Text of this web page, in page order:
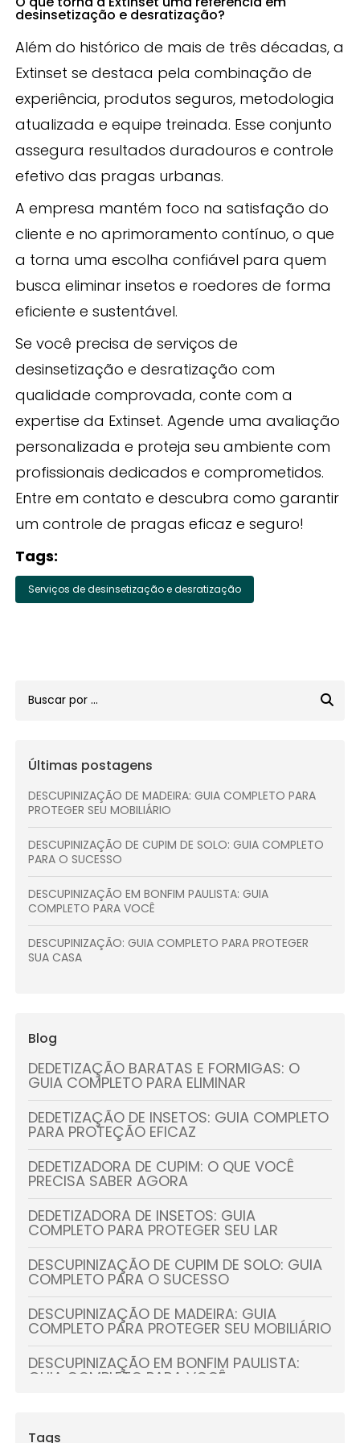
desinsetização e desratização?
Além do histórico de mais de três décadas, a
Extinset se destaca pela combinação de
experiência, produtos seguros, metodologia
atualizada e equipe treinada. Esse conjunto
assegura resultados duradouros e controle
efetivo das pragas urbanas.
A empresa mantém foco na satisfação do
cliente e no aprimoramento contínuo, o que
a torna uma escolha confiável para quem
busca eliminar insetos e roedores de forma
eficiente e sustentável.
Se você precisa de serviços de
desinsetização e desratização com
qualidade comprovada, conte com a
expertise da Extinset. Agende uma avaliação
personalizada e proteja seu ambiente com
profissionais dedicados e comprometidos.
Entre em contato e descubra como garantir
um controle de pragas eficaz e seguro!
Tags:
Serviços de desinsetização e desratização
Últimas postagens
DESCUPINIZAÇÃO DE MADEIRA: GUIA COMPLETO PARA
PROTEGER SEU MOBILIÁRIO
DESCUPINIZAÇÃO DE CUPIM DE SOLO: GUIA COMPLETO
PARA O SUCESSO
DESCUPINIZAÇÃO EM BONFIM PAULISTA: GUIA
COMPLETO PARA VOCÊ
DESCUPINIZAÇÃO: GUIA COMPLETO PARA PROTEGER
SUA CASA
Blog
DEDETIZAÇÃO BARATAS E FORMIGAS: O
GUIA COMPLETO PARA ELIMINAR
DEDETIZAÇÃO DE INSETOS: GUIA COMPLETO
PARA PROTEÇÃO EFICAZ
DEDETIZADORA DE CUPIM: O QUE VOCÊ
PRECISA SABER AGORA
DEDETIZADORA DE INSETOS: GUIA
COMPLETO PARA PROTEGER SEU LAR
DESCUPINIZAÇÃO DE CUPIM DE SOLO: GUIA
COMPLETO PARA O SUCESSO
DESCUPINIZAÇÃO DE MADEIRA: GUIA
COMPLETO PARA PROTEGER SEU MOBILIÁRIO
DESCUPINIZAÇÃO EM BONFIM PAULISTA:
GUIA COMPLETO PARA VOCÊ
Tags